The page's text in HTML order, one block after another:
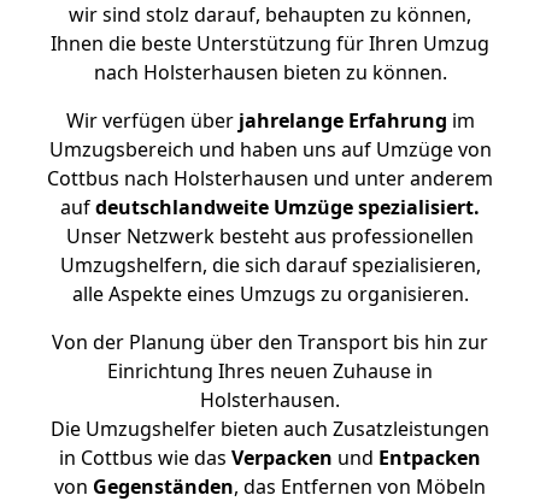
wir sind stolz darauf, behaupten zu können,
Ihnen die beste Unterstützung für Ihren Umzug
nach Holsterhausen bieten zu können.
Wir verfügen überjahrelange Erfahrung im
Umzugsbereich und haben uns auf Umzüge von
Cottbus nach Holsterhausen und unter anderem
aufdeutschlandweite Umzüge spezialisiert.
Unser Netzwerk besteht aus professionellen
Umzugshelfern, die sich darauf spezialisieren,
alle Aspekte eines Umzugs zu organisieren.
Von der Planung über den Transport bis hin zur
Einrichtung Ihres neuen Zuhause in
Holsterhausen.
Die Umzugshelfer bieten auch Zusatzleistungen
in Cottbus wie das Verpacken und Entpacken
von Gegenständen, das Entfernen von Möbeln